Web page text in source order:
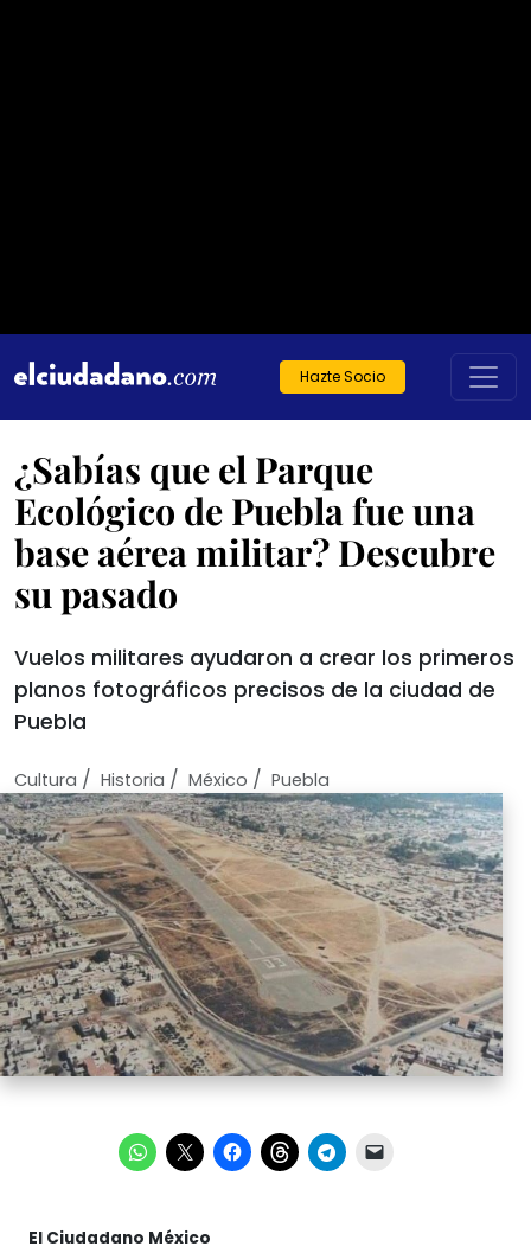
Hazte Socio
¿Sabías que el Parque
Ecológico de Puebla fue una
base aérea militar? Descubre
su pasado
Vuelos militares ayudaron a crear los primeros
planos fotográficos precisos de la ciudad de
Puebla
Cultura / Historia / México / Puebla
El Ciudadano México